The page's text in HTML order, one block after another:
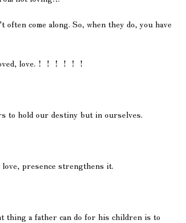
often come along. So, when they do, you have
love.！！！！！！
to hold our destiny but in ourselves.
presence strengthens it.
thing a father can do for his children is to